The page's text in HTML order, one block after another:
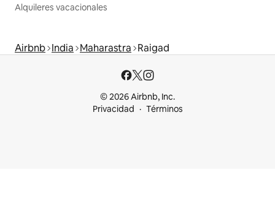
Alquileres vacacionales
Airbnb India Maharastra Raigad
© 2026 Airbnb, Inc.
Privacidad
Términos